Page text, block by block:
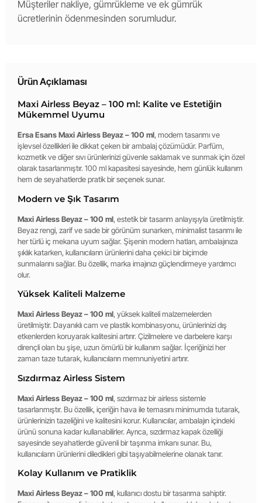
Müşteriler nakliye, gümrükleme ve ek gümrük
ücretlerinin ödenmesinden sorumludur.
Ürün Açıklaması
Maxi Airless Beyaz – 100 ml: Kalite ve Estetiğin
Mükemmel Uyumu
Ersa Esans Maxi Airless Beyaz – 100 ml, modern tasarımı ve
işlevsel özellikleri ile dikkat çeken bir ambalaj çözümüdür. Parfüm,
kozmetik ve diğer sıvı ürünlerinizi güvenle saklamak ve sunmak için özel
olarak tasarlanmıştır. 100 ml kapasitesi sayesinde, hem günlük kullanım
hem de seyahatlerde pratik bir seçenek sunar.
Modern ve Şık Tasarım
Maxi Airless Beyaz – 100 ml, estetik bir tasarım anlayışıyla üretilmiştir.
Beyaz rengi, zarif ve sade bir görünüm sunarken, minimalist tasarımı ile
her türlü iç mekana uyum sağlar. Şişenin modern hatları, ambalajınıza
şıklık katarken, kullanıcıların ürünlerini daha çekici bir biçimde
sunmalarını sağlar. Bu özellik, marka imajınızı güçlendirmeye yardımcı
olur.
Yüksek Kaliteli Malzeme
Maxi Airless Beyaz – 100 ml, yüksek kaliteli malzemelerden
üretilmiştir. Dayanıklı cam ve plastik kombinasyonu, ürünlerinizi dış
etkenlerden koruyarak kalitesini artırır. Çizilmelere ve darbelere karşı
dirençli olan bu şişe, uzun ömürlü bir kullanım sağlar. İçeriğinizi her
zaman taze tutarak, kullanıcıların memnuniyetini artırır.
Sızdırmaz Airless Sistem
Maxi Airless Beyaz – 100 ml, sızdırmaz bir airless sistemle
tasarlanmıştır. Bu özellik, içeriğin hava ile temasını minimumda tutarak,
ürünlerinizin tazeliğini ve kalitesini korur. Kullanıcılar, ambalajın içindeki
ürünü sonuna kadar kullanabilirler. Ayrıca, sızdırmaz kapak özelliği
sayesinde seyahatlerde güvenli bir taşınma imkanı sunar. Bu,
kullanıcıların ürünlerini diledikleri gibi taşıyabilmelerine olanak tanır.
Kolay Kullanım ve Pratiklik
Maxi Airless Beyaz – 100 ml, kullanıcı dostu bir tasarıma sahiptir.